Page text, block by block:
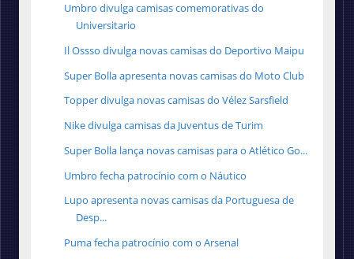
Umbro divulga camisas comemorativas do
Universitario
Il Ossso divulga novas camisas do Deportivo Maipu
Super Bolla apresenta novas camisas do Moto Club
Topper divulga novas camisas do Vélez Sarsfield
Nike divulga camisas da Juventus de Turim
Super Bolla lança novas camisas para o Atlético Go...
Umbro fecha patrocínio com o Náutico
Lupo apresenta novas camisas da Portuguesa de
Desp...
Puma fecha patrocínio com o Arsenal